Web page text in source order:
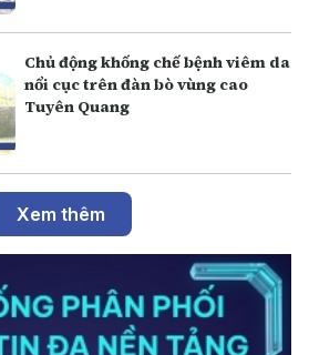
Chủ động khống chế bệnh viêm da
nổi cục trên đàn bò vùng cao
Tuyên Quang
Xem thêm